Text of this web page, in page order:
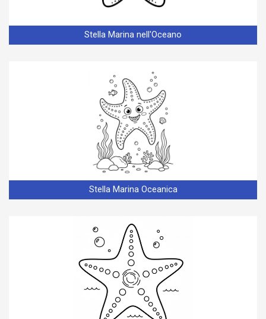
Stella Marina nell'Oceano
Stella Marina Oceanica